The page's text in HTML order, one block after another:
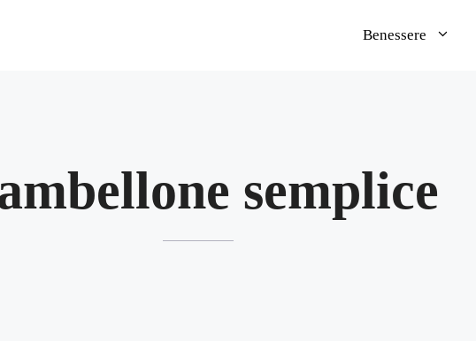
Benessere
semplice